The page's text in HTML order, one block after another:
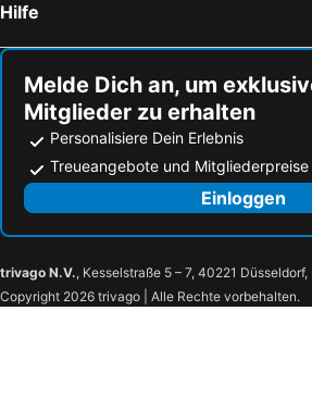
Hilfe
Melde Dich an, um
Mitglieder zu erhalten
Personalisiere Dein Erlebnis
Treueangebote und Mitgliederpreise
Einloggen
trivago N.V., Kesselstraße 5 – 7, 40221
Copyright 2026 trivago | Alle Rechte vorbehalten.